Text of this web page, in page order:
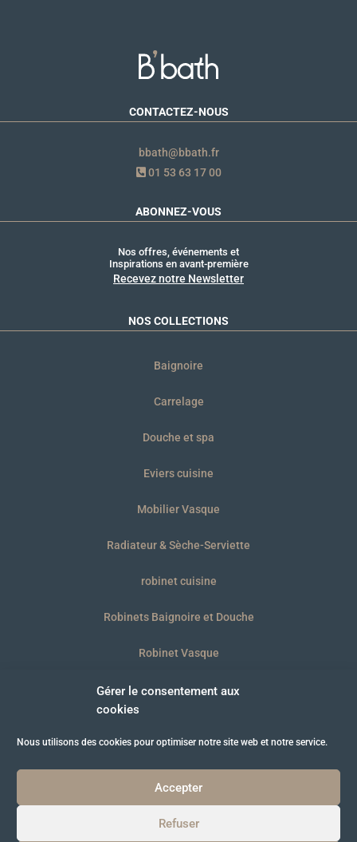
Gérer le consentement aux
cookies
Nous utilisons des cookies pour optimiser notre site web et notre service.
Accepter
Refuser
CONTACTEZ-NOUS
bbath@bbath.fr
01 53 63 17 00
ABONNEZ-VOUS
Nos offres, événements et
Inspirations en avant-première
Recevez notre Newsletter
NOS COLLECTIONS
Baignoire
Carrelage
Douche et spa
Eviers cuisine
Mobilier Vasque
Radiateur & Sèche-Serviette
robinet cuisine
Robinets Baignoire et Douche
Robinet Vasque
WC et plaques